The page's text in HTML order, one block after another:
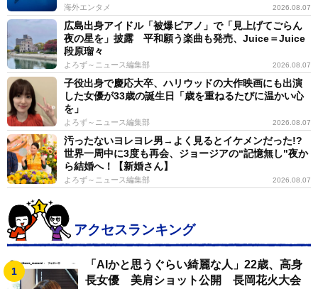
海外エンタメ 2026.08.07
広島出身アイドル「被爆ピアノ」で「見上げてごらん
夜の星を」披露 平和願う楽曲も発売、Juice＝Juice
段原瑠々
よろず～ニュース編集部 2026.08.07
子役出身で慶応大卒、ハリウッドの大作映画にも出演
した女優が33歳の誕生日「歳を重ねるたびに温かい心
を」
よろず～ニュース編集部 2026.08.07
汚ったないヨレヨレ男→よく見るとイケメンだった!?
世界一周中に3度も再会、ジョージアの“記憶無し"夜か
ら結婚へ！【新婚さん】
よろず～ニュース編集部 2026.08.07
アクセスランキング
「AIかと思うぐらい綺麗な人」22歳、高身
長女優 美肩ショット公開 長岡花火大会